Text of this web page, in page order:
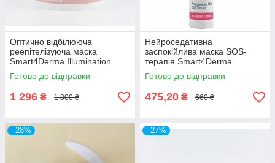
Оптично відбілююча
реепітелізуюча маска
Smart4Derma Illumination
OPTI-WHITE MASK
Готово до відправки
1 296 ₴ 1 800 ₴
Нейроседативна
заспокійлива маска SOS-
терапія Smart4Derma
Redness Corect
NEUROSEDATIVE MASK SOS
THERAPY
Готово до відправки
475,20 ₴ 660 ₴
–28% –27%